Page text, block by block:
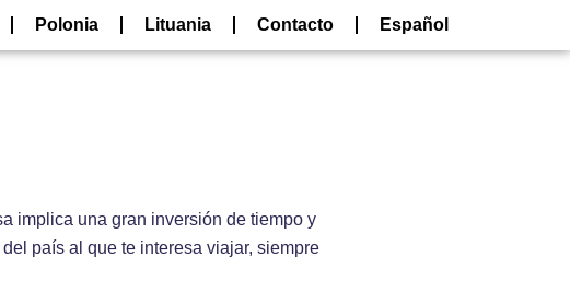
Polonia Lituania Contacto Español
implica una gran inversión de tiempo y
país al que te interesa viajar, siempre